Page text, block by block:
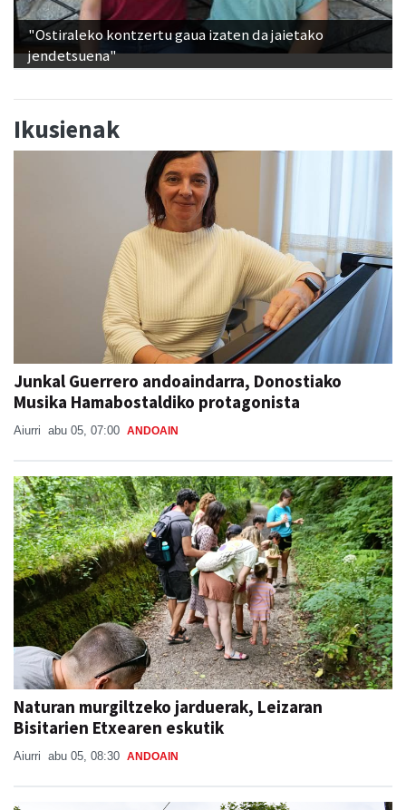
"Ostiraleko kontzertu gaua izaten da jaietako
jendetsuena"
Ikusienak
Junkal Guerrero andoaindarra, Donostiako
Musika Hamabostaldiko protagonista
Aiurri abu 05, 07:00 ANDOAIN
Naturan murgiltzeko jarduerak, Leizaran
Bisitarien Etxearen eskutik
Aiurri abu 05, 08:30 ANDOAIN